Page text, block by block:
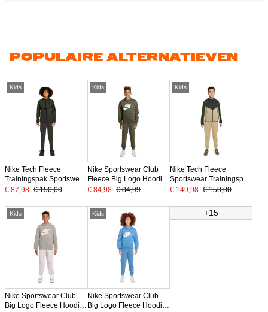
POPULAIRE ALTERNATIEVEN
Kids
Nike Tech Fleece
Trainingspak Sportswear
Kids Donkergroen Zwart
€ 87,98 € 150,00
Kids
Nike Sportswear Club
Fleece Big Logo Hoodie
Trainingspak Kids
€ 84,98 € 84,99
Kids
Nike Tech Fleece
Sportswear Trainingspak
Kids Beige Donkergroen
€ 149,98 € 150,00
Kids
Nike Sportswear Club
Big Logo Fleece Hoodie
Kids
Nike Sportswear Club
Big Logo Fleece Hoodie
+15